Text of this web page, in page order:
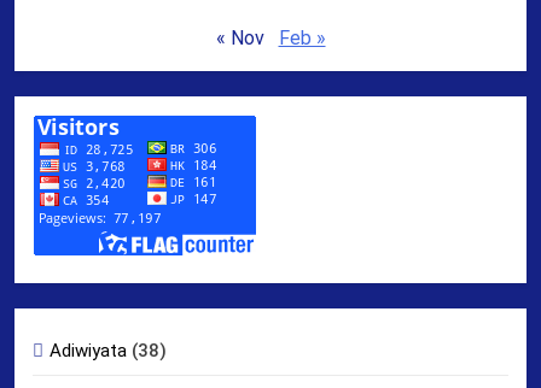
« Nov Feb »
Adiwiyata (38)